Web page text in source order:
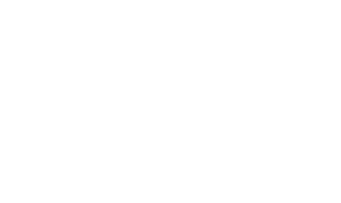
beliebtesten Produkte